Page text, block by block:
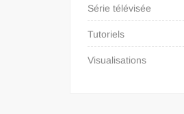
Série télévisée
Tutoriels
Visualisations